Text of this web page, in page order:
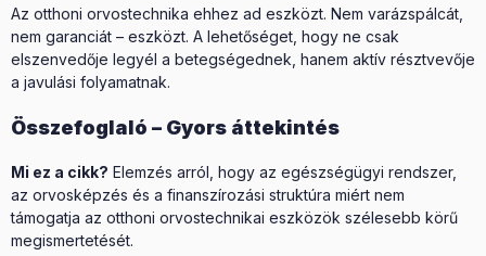
Az otthoni orvostechnika ehhez ad eszközt. Nem varázspálcát,
nem garanciát – eszközt. A lehetőséget, hogy ne csak
elszenvedője legyél a betegségednek, hanem aktív résztvevője
a javulási folyamatnak.
Összefoglaló – Gyors áttekintés
Mi ez a cikk? Elemzés arról, hogy az egészségügyi rendszer,
az orvosképzés és a finanszírozási struktúra miért nem
támogatja az otthoni orvostechnikai eszközök szélesebb körű
megismertetését.